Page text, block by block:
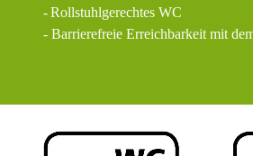
-Rollstuhlgerechtes WC
- Barrierefreie Erreichbarkeit mit